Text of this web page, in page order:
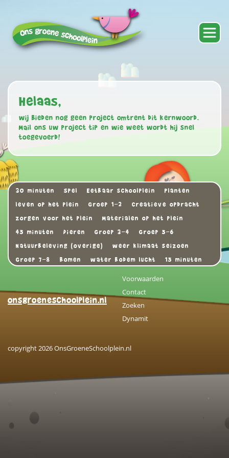
Helaas,
wij bieden nog geen project omtrent dit kernwoord.
Mail ons uw project tip en wie weet wordt hij snel
toegevoerd!
30 minuten Spel Eetbaar schoolplein
Planten
leven op het plein
Groep 1-2
Creatieve opdracht
zorgen voor het plein
Materialen op het plein
45 minuten
Dieren Groep 3-4
Groep 5-6
Natuurbeleving (overige)
weer klimaat seizoen
Groep 7-8
Bomen water bodem lucht 15 minuten
onsgroeneschoolplein.nl
Voorwaarden
Contact
Zoeken
Dynamit
copyright 2026 OnsGroeneSchoolplein.nl